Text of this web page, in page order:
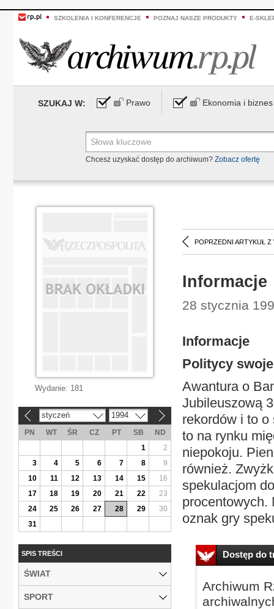
SZKOLENIA I KONFERENCJE POZNAJ NASZE PRODUKTY E-
SZUKAJ W: Prawo Ekonomia i biznes
Chcesz uzyskać dostęp do archiwum? Zobacz ofertę
POPRZEDNI ARTYKUŁ Z
Informacje
28 stycznia
Informacje
Politycy
Awantura o
Jubileuszową
rekordów i to
to na rynku
niepokoju.
również.
spekulacjom
procentowych.
oznak gry
Dostęp do
Archiwum
Wydanie: 181
styczeń 1994
PN WT ŚR CZ PT SB
ND
1
2
3
4 5 6 7 8
9
10
11 12 13 14 15
16
17
18 19 20 21 22
23
24
25 26 27 28 29
30
31
SPIS TREŚCI
ŚWIAT
SPORT